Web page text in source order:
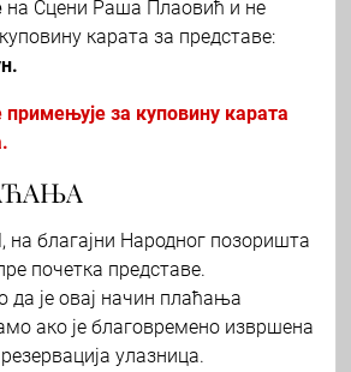
на Сцени Раша Плаовић и не
карата за представе:
за куповину карата
благајни Народног позоришта
почетка представе.
је овај начин плаћања
ако је благовремено извршена
улазница.